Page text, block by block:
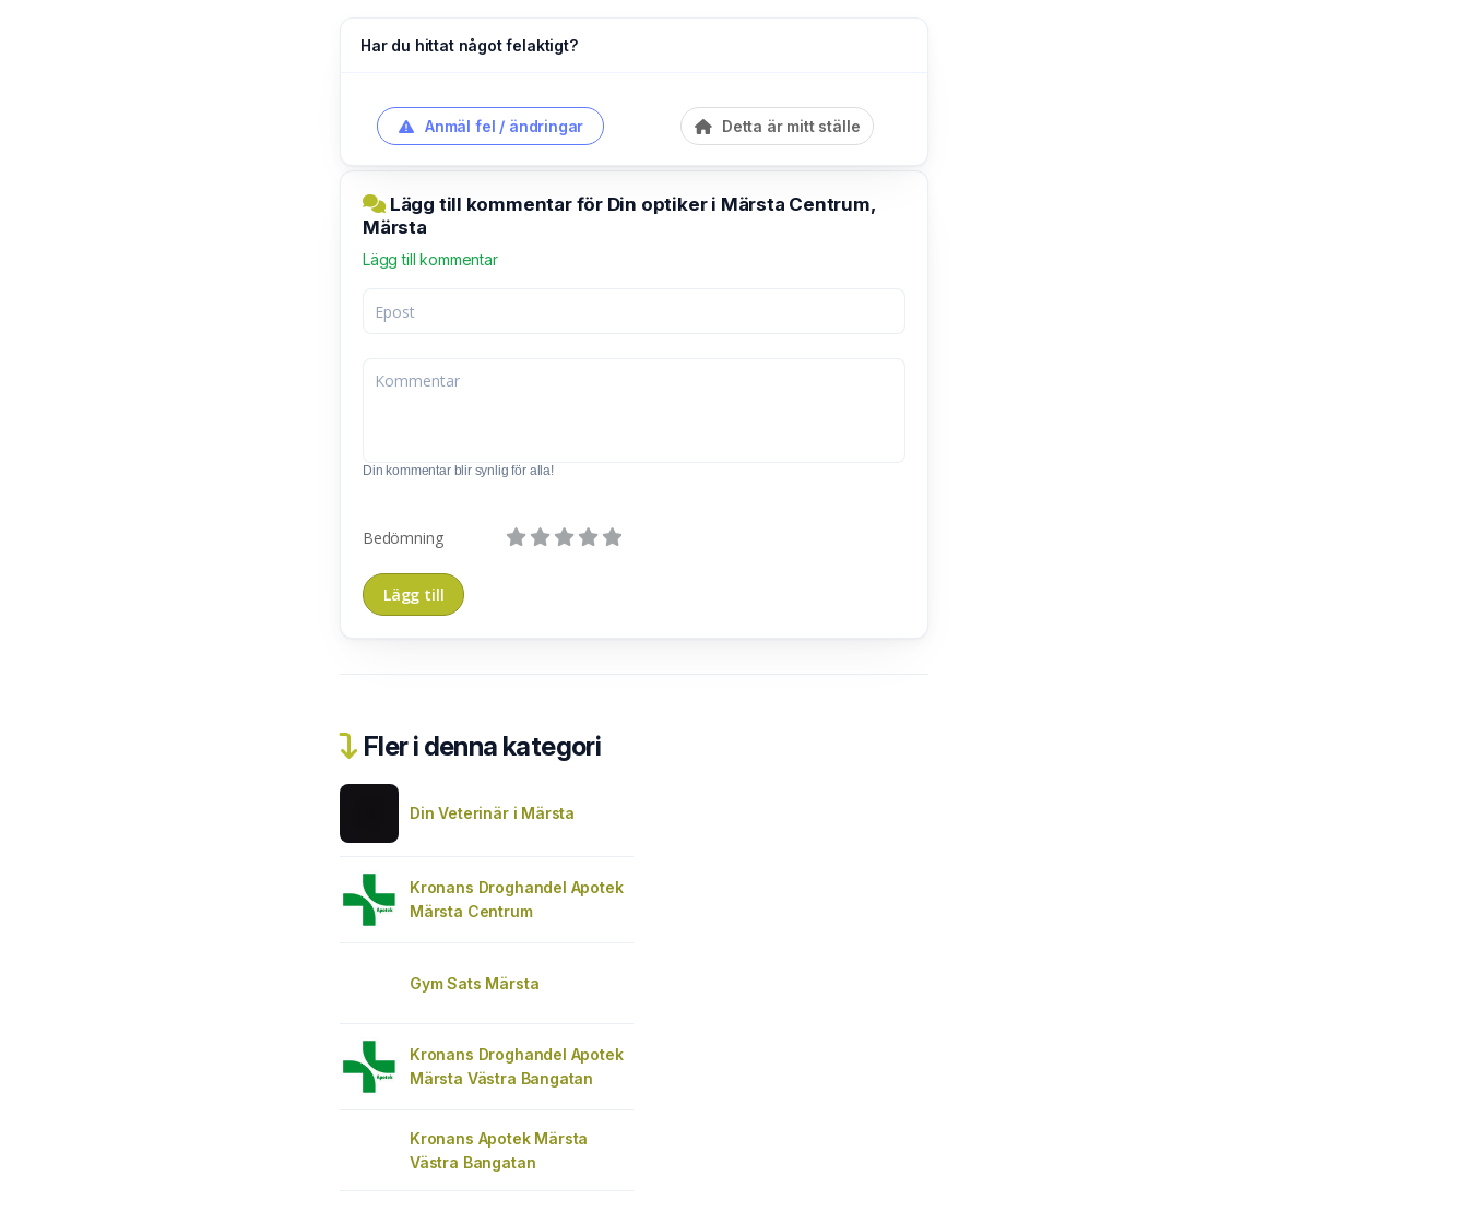
Har du hittat något felaktigt?
Anmäl fel / ändringar Detta är mitt ställe
Lägg till kommentar för Din optiker i Märsta Centrum,
Märsta
Lägg till kommentar
Din kommentar blir synlig för alla!
Bedömning
Fler i denna kategori
Din Veterinär i Märsta
Kronans Droghandel Apotek
Märsta Centrum
Gym Sats Märsta
Kronans Droghandel Apotek
Märsta Västra Bangatan
Kronans Apotek Märsta
Västra Bangatan